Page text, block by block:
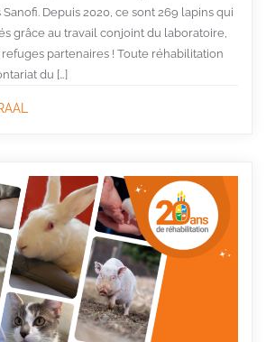
Depuis 2020, ce sont 269 lapins qui
grâce au travail conjoint du laboratoire,
refuges partenaires ! Toute réhabilitation
du […]